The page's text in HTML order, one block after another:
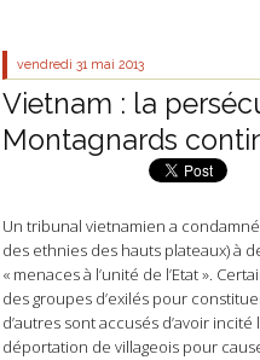
vendredi 31 mai 2013
Vietnam : la
Montagnards
Un tribunal vietnamien a
des ethnies des hauts plateaux) à
« menaces à l’unité de l’Etat ».
des groupes d’exilés pour
d’autres sont accusés d’avoir
déportation de villageois pour